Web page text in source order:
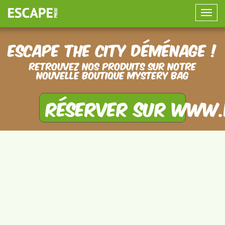
Toggle
Escape the City déménage !
Retrouvez nos produits sur notre
nouvelle boutique Mystery Bag
Réserver sur